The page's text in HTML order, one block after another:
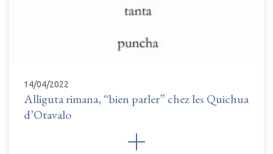
14/04/2022
Alliguta rimana, “bien parler” chez les Quichua
d’Otavalo